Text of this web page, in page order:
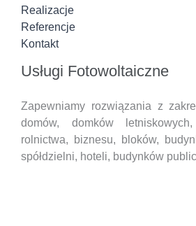
Realizacje
Referencje
Kontakt
Usługi Fotowoltaiczne
Zapewniamy rozwiązania z
domów, domków
rolnictwa, biznesu, bloków,
spółdzielni, hoteli, budynków